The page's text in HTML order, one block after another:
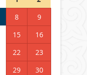
8
9
15
16
22
23
29
30